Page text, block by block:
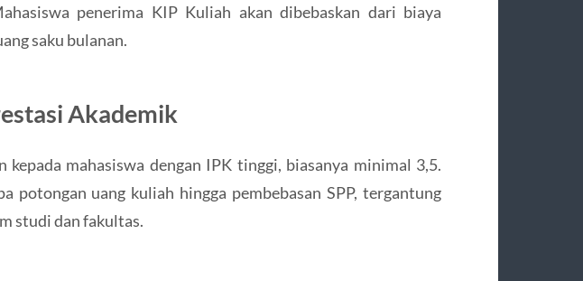
penerima KIP Kuliah akan dibebaskan dari biaya
saku bulanan.
Akademik
kepada mahasiswa dengan IPK tinggi, biasanya minimal 3,5.
potongan uang kuliah hingga pembebasan SPP, tergantung
studi dan fakultas.